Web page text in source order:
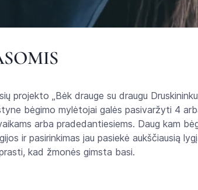
projekto „Bėk drauge su draugu
bėgimo mylėtojai galės pasivaržyti 4
arba pradedantiesiems. Daug kam
ir pasirinkimas jau pasiekė aukščiausią
kad žmonės gimsta basi.